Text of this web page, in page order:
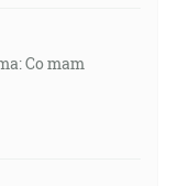
Co mam